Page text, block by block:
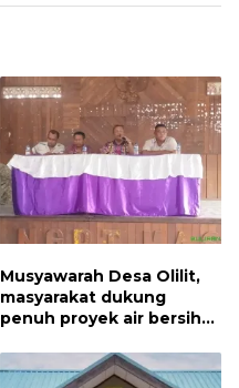
Musyawarah Desa Olilit,
masyarakat dukung
penuh proyek air bersih